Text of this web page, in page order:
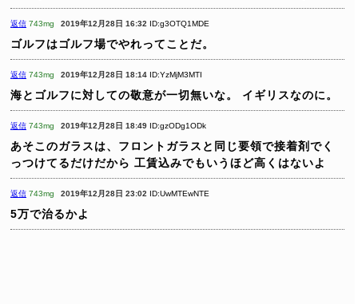
返信 743mg 2019年12月28日 16:32 ID:g3OTQ1MDE
ゴルフはゴルフ場でやれってことだ。
返信 743mg 2019年12月28日 18:14 ID:YzMjM3MTI
海とゴルフに対しての敬意が一切無いな。 イギリスなのに。
返信 743mg 2019年12月28日 18:49 ID:gzODg1ODk
あそこのガラスは、フロントガラスと同じ要領で接着剤でく
っつけてるだけだから 工賃込みでもいうほど高くはないよ
返信 743mg 2019年12月28日 23:02 ID:UwMTEwNTE
5万で治るかよ